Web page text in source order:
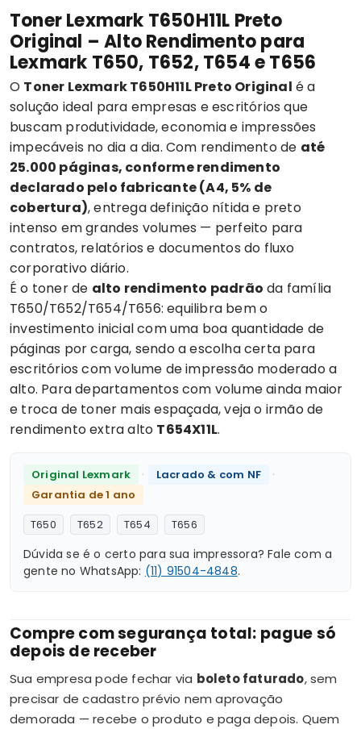
Toner Lexmark T650H11L Preto
Original – Alto Rendimento para
Lexmark T650, T652, T654 e T656
O Toner LexmarkT650H11L Preto Original é a
solução ideal para empresas e escritórios que
buscam produtividade, economia e impressões
impecáveis no dia a dia. Com rendimento de até
25.000 páginas, conforme rendimento
declarado pelo fabricante (A4, 5% de
cobertura), entrega definição nítida e preto
intenso em grandes volumes — perfeito para
contratos, relatórios e documentos do fluxo
corporativo diário.
É o toner de alto rendimento padrão da família
T650/T652/T654/T656: equilibra bem o
investimento inicial com uma boa quantidade de
páginas por carga, sendo a escolha certa para
escritórios com volume de impressão moderado a
alto. Para departamentos com volume ainda maior
e troca de toner mais espaçada, veja o irmão de
rendimento extra alto T654X11L.
Original Lexmark · Lacrado & com NF ·
Garantia de 1 ano
T650
T652 T654 T656
Dúvida se é o certo para sua impressora? Fale com a
gente no WhatsApp: (11) 91504-4848.
Compre com segurança total: pague só
depois de receber
Sua empresa pode fechar via boleto faturado, sem
precisar de cadastro prévio nem aprovação
demorada — recebe o produto e paga depois. Quem